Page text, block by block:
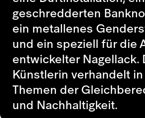
geschredderten
ein metallenes
und ein speziell für die
entwickelter Nagellack.
Künstlerin verhandelt
Themen der
und Nachhaltigkeit.